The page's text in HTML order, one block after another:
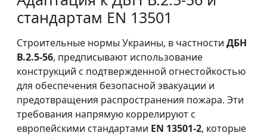
стандартам EN 13501
Строительные нормы Украины, в частности ДБН
В.2.5-56, предписывают использование
конструкций с подтвержденной огнестойкостью
для обеспечения безопасной эвакуации и
предотвращения распространения пожара. Эти
требования напрямую коррелируют с
европейскими стандартами EN 13501-2, которые